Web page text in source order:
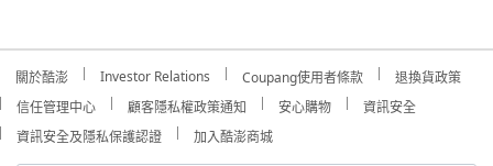
關於酷澎 Investor Relations Coupang使用者條款
退換貨政策
信任管理中心
顧客隱私權政策通知 安心購物
資訊安全
資訊安全及隱私保護認證
加入酷澎商城